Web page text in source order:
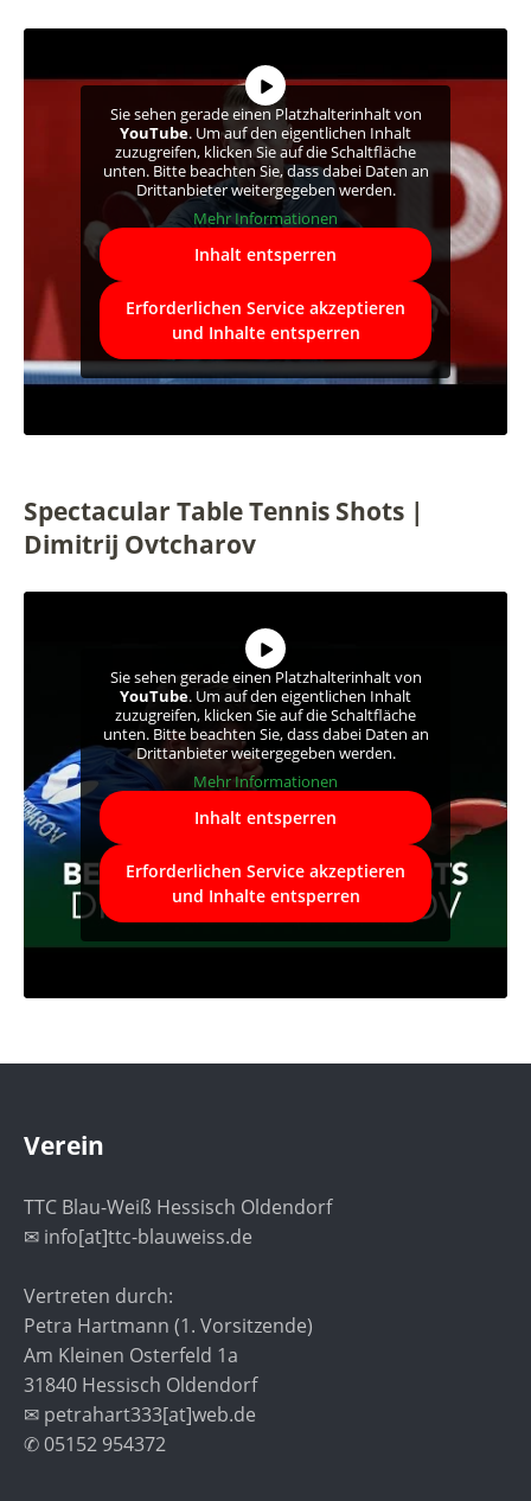
Sie sehen gerade einen Platzhalterinhalt von
YouTube. Um auf den eigentlichen Inhalt
zuzugreifen, klicken Sie auf die Schaltfläche
unten. Bitte beachten Sie, dass dabei Daten an
Drittanbieter weitergegeben werden.
Mehr Informationen
Inhalt entsperren
Erforderlichen Service akzeptieren
und Inhalte entsperren
Spectacular Table Tennis Shots |
Dimitrij Ovtcharov
Sie sehen gerade einen Platzhalterinhalt von
YouTube. Um auf den eigentlichen Inhalt
zuzugreifen, klicken Sie auf die Schaltfläche
unten. Bitte beachten Sie, dass dabei Daten an
Drittanbieter weitergegeben werden.
Mehr Informationen
Inhalt entsperren
Erforderlichen Service akzeptieren
und Inhalte entsperren
Verein
TTC Blau-Weiß Hessisch Oldendorf
✉ info[at]ttc-blauweiss.de
Vertreten durch:
Petra Hartmann (1. Vorsitzende)
Am Kleinen Osterfeld 1a
31840 Hessisch Oldendorf
✉ petrahart333[at]web.de
✆ 05152 954372